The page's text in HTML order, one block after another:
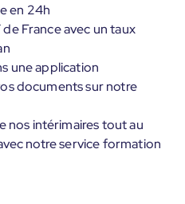
en 24h
France avec un taux
une application
documents sur notre
nos intérimaires tout au
notre service formation